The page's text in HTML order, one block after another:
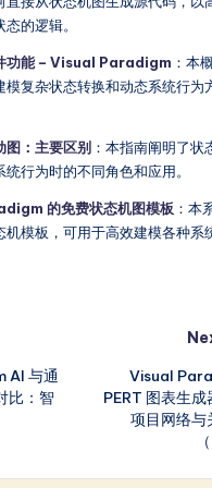
的逻辑。
功能 – Visual Paradigm ：本
模复杂状态转换和动态系统行为
图：主要区别 ：本指南阐明了状
行为时的不同角色和应用。
的免费状态机图模板 ：本
机模板，可用于高效建模各种系
AI 与通
比：智
Visual
PERT 图表生
项目网络与